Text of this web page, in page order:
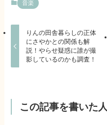
音楽
りんの田舎暮らしの正体
にさやかとの関係も解
説！やらせ疑惑に誰が撮
影しているのかも調査！
この記事を書いた人